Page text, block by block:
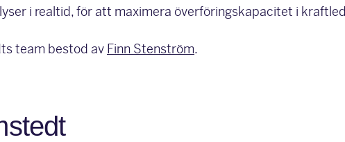
i realtid, för att maximera överföringskapacitet i
team bestod av Finn Stenström.